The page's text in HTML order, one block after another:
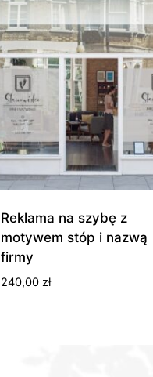
Reklama na szybę z
motywem stóp i nazwą
firmy
240,00 zł